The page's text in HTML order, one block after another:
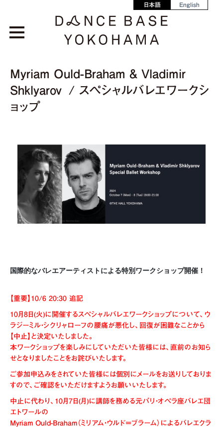
日本語 English
Myriam Ould-Braham & Vladimir
Shklyarov / スペシャルバレエワークシ
ョップ
国際的なバレエアーティストによる特別ワークショップ開催！
【重要】10/6 20:30 追記
10月8日(火)に開催するスペシャルバレエワークショップについて、ウ
ラジーミル・シクリャローフの腰痛が悪化し、回復が困難なことから
【中止】と決定いたしました。
本ワークショップを楽しみにしていただいた皆様には、直前のお知ら
せとなりましたことをお詫びいたします。
ご参加申込みをされていた皆様には個別にメールをお送りしておりま
すので、ご確認をいただけますようお願いいたします。
中止に代わり、10月7日(月)に講師を務める元パリ・オペラ座バレエ団
エトワールの
Myriam Ould-Braham（ミリアム・ウルド＝ブラーム）によるバレエクラ